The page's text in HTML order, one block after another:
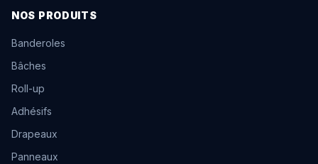
NOS PRODUITS
Banderoles
Bâches
Roll-up
Adhésifs
Drapeaux
Panneaux